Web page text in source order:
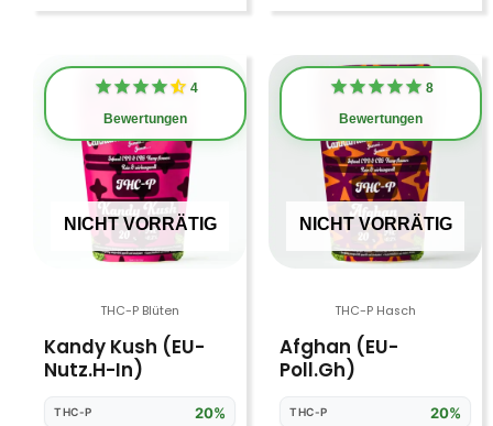
NICHT VORRÄTIG
4
Bewertungen
THC-P Blüten
Kandy Kush (EU-
Nutz.H-In)
THC-P 20%
Dieses
Produkt
weist
Produktseite
gewählt
NICHT VORRÄTIG
8
Bewertungen
THC-P Hasch
Afghan (EU-
Poll.Gh)
THC-P 20%